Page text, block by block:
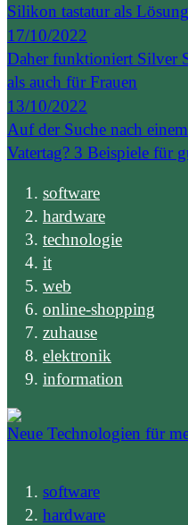
Silikon tastatur als
17/10/2022
Daher funktioniert Silver
als auch für Frauen
13/10/2022
Auf der Suche nach
Vatertag? 3 Beispiele für
software
hardware
technologie
it
web
online-shopping
zuhause
elektronik
information
Neue Technologien für
software
hardware